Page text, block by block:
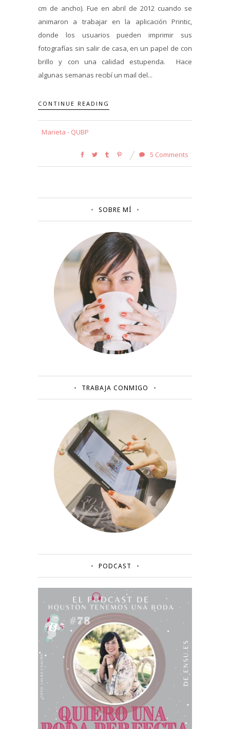
cm de ancho). Fue en abril de 2012 cuando se
animaron a trabajar en la aplicación Printic,
donde los usuarios pueden imprimir sus
fotografías sin salir de casa, en un papel de con
brillo y con una calidad estupenda. Hace
algunas semanas recibí un mail del...
CONTINUE READING
Marieta - QUBP
5 Comments
SOBRE MÍ
TRABAJA CONMIGO
PODCAST